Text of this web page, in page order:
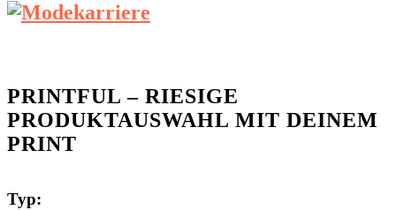
PRINTFUL – RIESIGE
PRODUKTAUSWAHL MIT DEINEM
PRINT
Typ: